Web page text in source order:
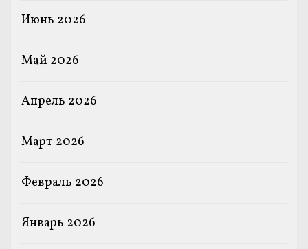
Июнь 2026
Май 2026
Апрель 2026
Март 2026
Февраль 2026
Январь 2026